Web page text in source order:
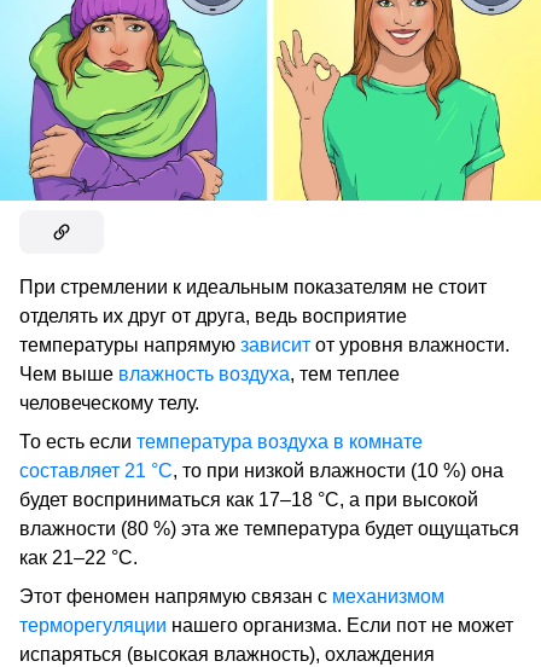
При стремлении к идеальным показателям не стоит
отделять их друг от друга, ведь восприятие
температуры напрямую зависит от уровня влажности.
Чем выше влажность воздуха, тем теплее
человеческому телу.
То есть если температура воздуха в комнате
составляет 21 °C, то при низкой влажности (10 %) она
будет восприниматься как 17–18 °C, а при высокой
влажности (80 %) эта же температура будет ощущаться
как 21–22 °C.
Этот феномен напрямую связан с механизмом
терморегуляции нашего организма. Если пот не может
испаряться (высокая влажность), охлаждения